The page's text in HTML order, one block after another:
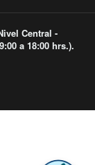
Central -
a 18:00 hrs.).